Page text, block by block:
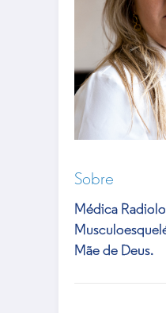
Sobre
Médica
Mãe de Deus.